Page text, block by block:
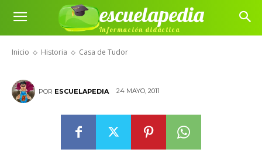
escuelapedia
Información didáctica
Inicio Historia Casa de Tudor
Casa de Tudor
POR ESCUELAPEDIA 24 MAYO, 2011